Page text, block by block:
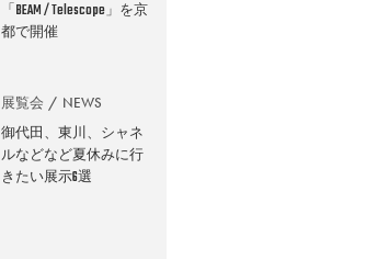
「BEAM / Telescope」を京
都で開催
展覧会 NEWS
御代田、東川、シャネ
ルなどなど夏休みに行
きたい展示6選